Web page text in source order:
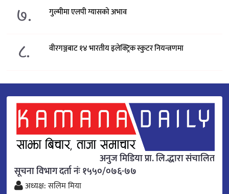
७. गुल्मीमा एलपी ग्यासको अभाव
८. वीरगञ्जबाट १४ भारतीय इलेक्ट्रिक स्कुटर नियन्त्रणमा
अनुज मिडिया प्रा. लि.द्धारा संचालित
सूचना विभाग दर्ता नंः १५५०/०७६-७७
अध्यक्ष: सलिम मिया